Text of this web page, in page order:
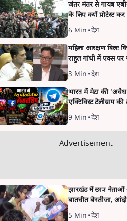
जंतर मंतर से गायब
के लिए क्यों प्रोटेस्ट कर
6 Min •देश
महिला आरक्षण बिलः
राहुल गांधी में एक्स पर
3 Min •देश
भारत में मेटा की
एक्टिविस्ट टेलीग्राम
9 Min •देश
Advertisement
झारखंड में छात्र
बातचीत बेनतीजा,
5 Min •देश